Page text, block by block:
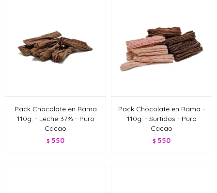
Pack Chocolate en Rama
110g. - Leche 37% - Puro
Cacao
$ 550
Pack Chocolate en Rama -
110g. - Surtidos - Puro
Cacao
$ 550